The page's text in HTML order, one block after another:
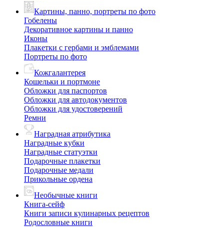
Картины, панно, портреты по фото
Гобелены
Декоративное картины и панно
Иконы
Плакетки с гербами и эмблемами
Портреты по фото
Кожгалантерея
Кошельки и портмоне
Обложки для паспортов
Обложки для автодокументов
Обложки для удостоверений
Ремни
Наградная атрибутика
Наградные кубки
Наградные статуэтки
Подарочные плакетки
Подарочные медали
Прикольные ордена
Необычные книги
Книга-сейф
Книги записи кулинарных рецептов
Родословные книги